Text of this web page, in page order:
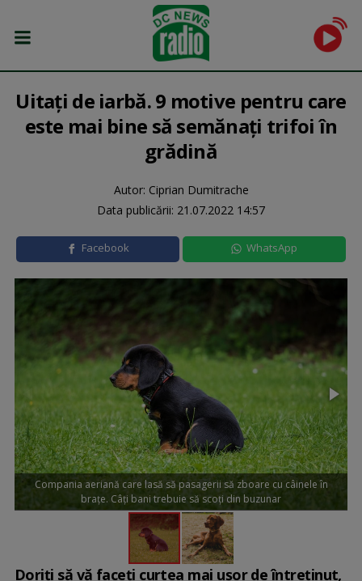
Uitați de iarbă. 9 motive pentru care
este mai bine să semănați trifoi în
grădină
Autor: Ciprian Dumitrache
Data publicării: 21.07.2022 14:57
Facebook WhatsApp
Compania aeriană care lasă să pasagerii să zboare cu câinele în
brațe. Câți bani trebuie să scoți din buzunar
Doriți să vă faceți curtea mai ușor de întreținut,